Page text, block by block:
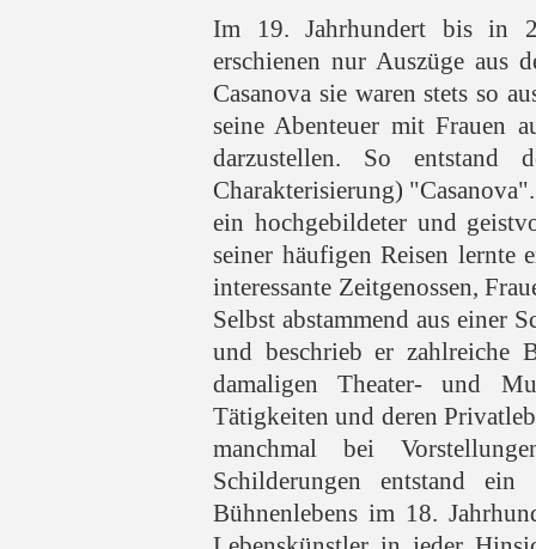
Im 19. Jahrhundert bis in
erschienen nur Auszüge aus
Casanova sie waren stets so
seine Abenteuer mit Frauen
darzustellen. So
Charakterisierung)
ein hochgebildeter und
seiner häufigen Reisen lernte
interessante Zeitgenossen,
Selbst abstammend aus einer
und beschrieb er zahlreiche
damaligen Theater- und
Tätigkeiten und deren
manchmal bei
Schilderungen entstand ein
Bühnenlebens im 18.